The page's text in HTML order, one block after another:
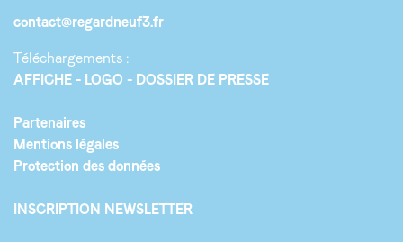
contact@regardneuf3.fr
Téléchargements :
AFFICHE
LOGO DOSSIER DE PRESSE
Partenaires
Mentions légales
Protection des données
INSCRIPTION NEWSLETTER